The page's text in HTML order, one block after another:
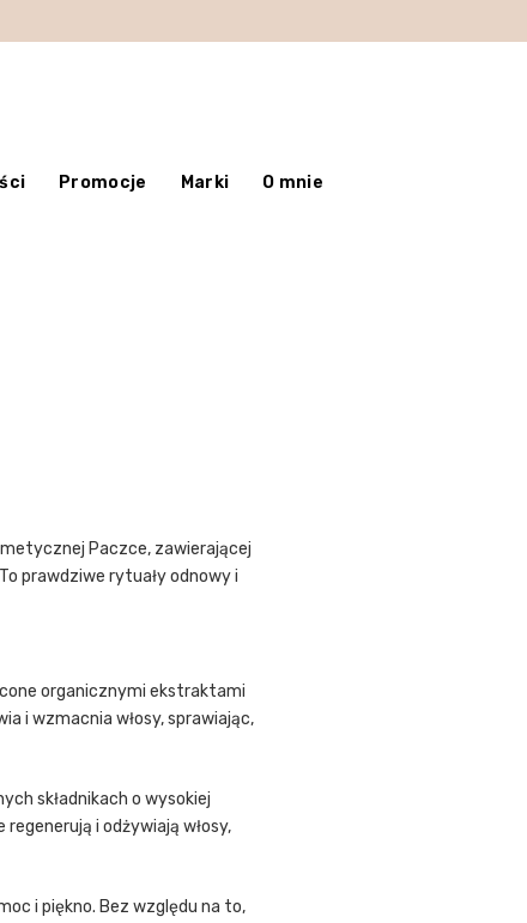
Promocje Marki O mnie
Paczce, zawierającej
prawdziwe rytuały odnowy i
organicznymi ekstraktami
i wzmacnia włosy, sprawiając,
składnikach o wysokiej
i odżywiają włosy,
i piękno. Bez względu na to,